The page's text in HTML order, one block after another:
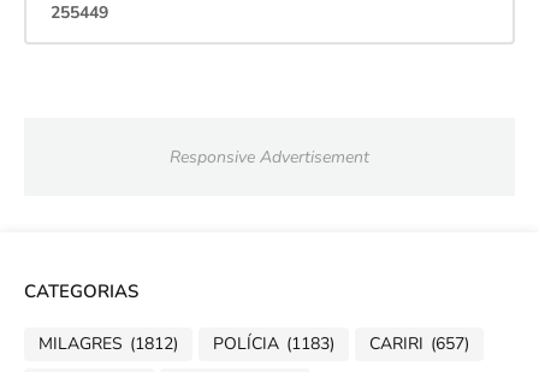
255449
Responsive Advertisement
CATEGORIAS
MILAGRES (1812) POLÍCIA (1183) CARIRI (657)